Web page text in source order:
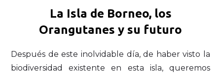
La Isla de Borneo, los
Orangutanes y su futuro
Después de este inolvidable día, de haber visto la
biodiversidad existente en esta isla, queremos